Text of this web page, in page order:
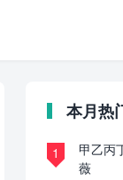
本月热
1
甲乙丙
薇